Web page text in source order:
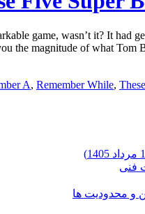
game, wasn’t it? It had
the magnitude of what Tom
A, Remember While,
و محدودیت ها